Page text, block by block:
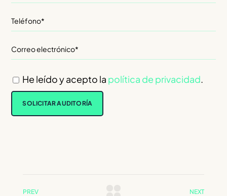
He leído y acepto la política de privacidad.
PREV NEXT